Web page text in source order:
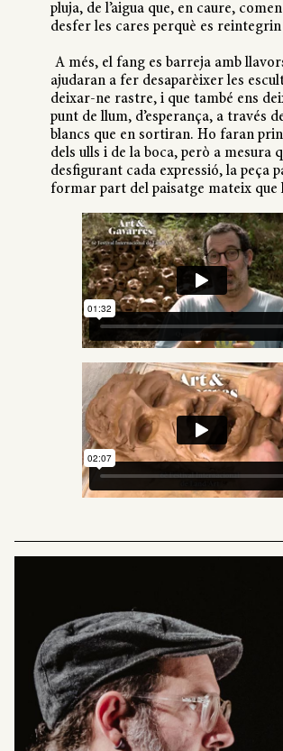
pluja, de l’aigua que, en caure,
desfer les cares perquè es
A més, el fang es barreja amb
ajudaran a fer desaparèixer les
deixar-ne rastre, i que també ens
punt de llum, d’esperança, a través
blancs que en sortiran. Ho faran
dels ulls i de la boca, però a mesura
desfigurant cada expressió, la peça
formar part del paisatge mateix que